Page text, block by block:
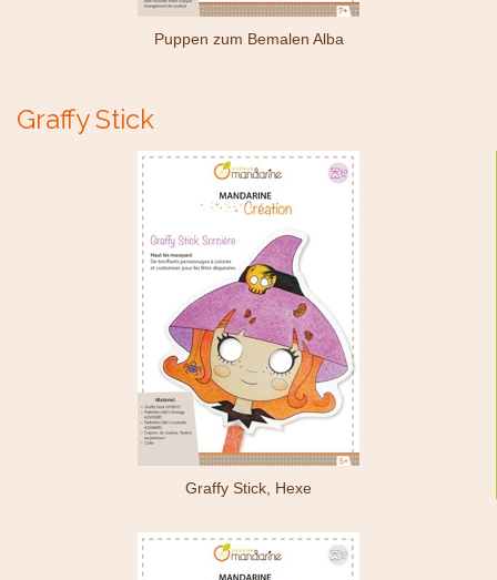
Puppen zum Bemalen Alba
Graffy Stick
Graffy Stick, Hexe